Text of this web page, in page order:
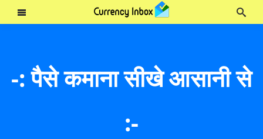
-: पैसे कमाना सीखे आसानी से
:-